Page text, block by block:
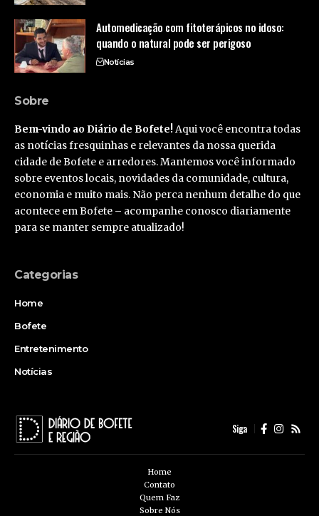
Automedicação com fitoterápicos no idoso:
quando o natural pode ser perigoso
Notícias
Sobre
Bem-vindo ao Diário de Bofete!Aqui você encontra todas
as notícias fresquinhas e relevantes da nossa querida
cidade de Bofete e arredores. Mantemos você informado
sobre eventos locais, novidades da comunidade, cultura,
economia e muito mais. Não perca nenhum detalhe do que
acontece em Bofete – acompanhe conosco diariamente
para se manter sempre atualizado!
Categorias
Home
Bofete
Entretenimento
Notícias
Siga
Home
Contato
Quem Faz
Sobre Nós